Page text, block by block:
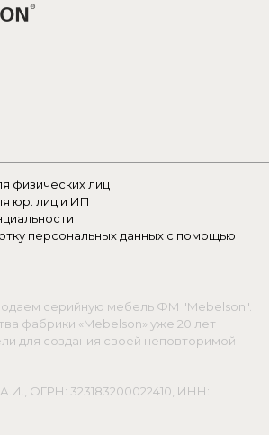
физических лиц
юр. лиц и ИП
персональных данных с помощью
серийную мебель ФМ "Mebelson".
фабрики «Mebelson» уже 20 лет
для создания своей неповторимой
ОГРН: 323183200022410, ИНН: